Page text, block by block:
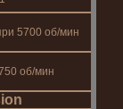
5700 об/мин
об/мин